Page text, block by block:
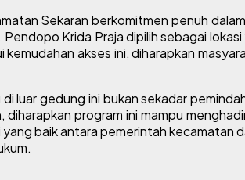
Sekaran berkomitmen penuh
Pendopo Krida Praja dipilih sebagai
akses ini, diharapkan
luar gedung ini bukan sekadar
diharapkan program ini mampu
baik antara pemerintah kecamatan